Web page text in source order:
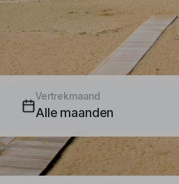
Vertrekmaand
Alle maanden